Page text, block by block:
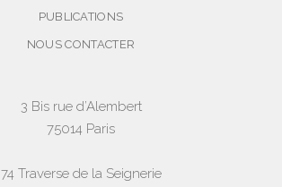
PUBLICATIONS
NOUS CONTACTER
3 Bis rue d’Alembert
75014 Paris
74 Traverse de la Seignerie